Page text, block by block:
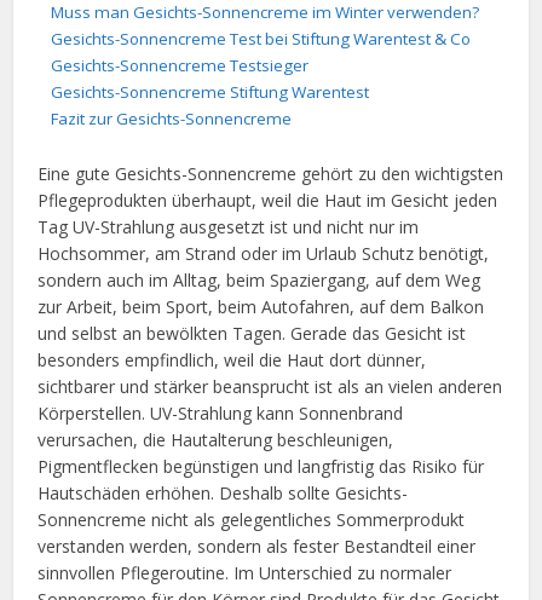
Muss man Gesichts-Sonnencreme im Winter verwenden?
Gesichts-Sonnencreme Test bei Stiftung Warentest & Co
Gesichts-Sonnencreme Testsieger
Gesichts-Sonnencreme Stiftung Warentest
Fazit zur Gesichts-Sonnencreme
Eine gute Gesichts-Sonnencreme gehört zu den wichtigsten
Pflegeprodukten überhaupt, weil die Haut im Gesicht jeden
Tag UV-Strahlung ausgesetzt ist und nicht nur im
Hochsommer, am Strand oder im Urlaub Schutz benötigt,
sondern auch im Alltag, beim Spaziergang, auf dem Weg
zur Arbeit, beim Sport, beim Autofahren, auf dem Balkon
und selbst an bewölkten Tagen. Gerade das Gesicht ist
besonders empfindlich, weil die Haut dort dünner,
sichtbarer und stärker beansprucht ist als an vielen anderen
Körperstellen. UV-Strahlung kann Sonnenbrand
verursachen, die Hautalterung beschleunigen,
Pigmentflecken begünstigen und langfristig das Risiko für
Hautschäden erhöhen. Deshalb sollte Gesichts-
Sonnencreme nicht als gelegentliches Sommerprodukt
verstanden werden, sondern als fester Bestandteil einer
sinnvollen Pflegeroutine. Im Unterschied zu normaler